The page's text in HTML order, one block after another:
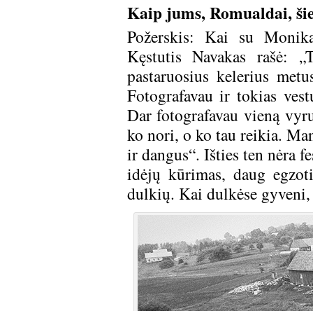
Kaip jums, Romualdai,
Požerskis: Kai su
Kęstutis Navakas rašė:
pastaruosius kelerius
Fotografavau ir tokias
Dar fotografavau vieną
ko nori, o ko tau reikia.
ir dangus“. Išties ten nėra
idėjų kūrimas, daug
dulkių. Kai dulkėse